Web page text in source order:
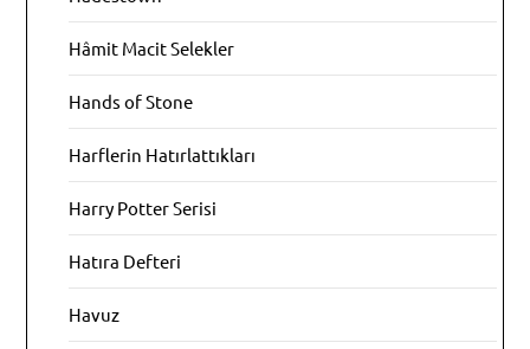
Hâmit Macit Selekler
Hands of Stone
Harflerin Hatırlattıkları
Harry Potter Serisi
Hatıra Defteri
Havuz